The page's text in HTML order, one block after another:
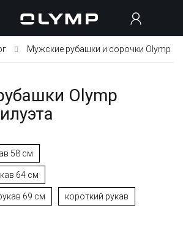
Мужские рубашки и сорочки Olymp
Olymp
58 см
64 см
69 см короткий рукав